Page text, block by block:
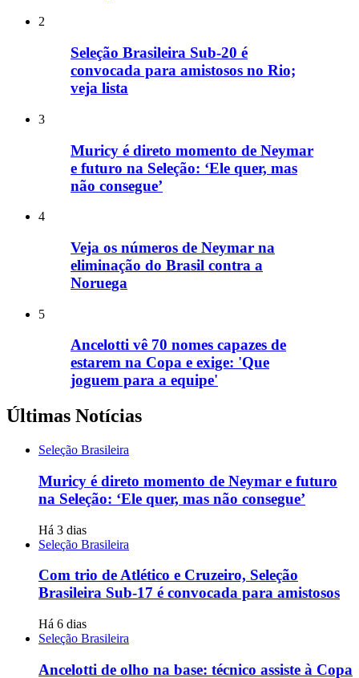
2
Seleção Brasileira Sub-20 é
convocada para amistosos no Rio;
veja lista
3
Muricy é direto momento de Neymar
e futuro na Seleção: ‘Ele quer, mas
não consegue’
4
Veja os números de Neymar na
eliminação do Brasil contra a
Noruega
5
Ancelotti vê 70 nomes capazes de
estarem na Copa e exige: 'Que
joguem para a equipe'
Últimas Notícias
Seleção Brasileira
Muricy é direto momento de Neymar e futuro
na Seleção: ‘Ele quer, mas não consegue’
Há 3 dias
Seleção Brasileira
Com trio de Atlético e Cruzeiro, Seleção
Brasileira Sub-17 é convocada para amistosos
Há 6 dias
Seleção Brasileira
Ancelotti de olho na base: técnico assiste à Copa